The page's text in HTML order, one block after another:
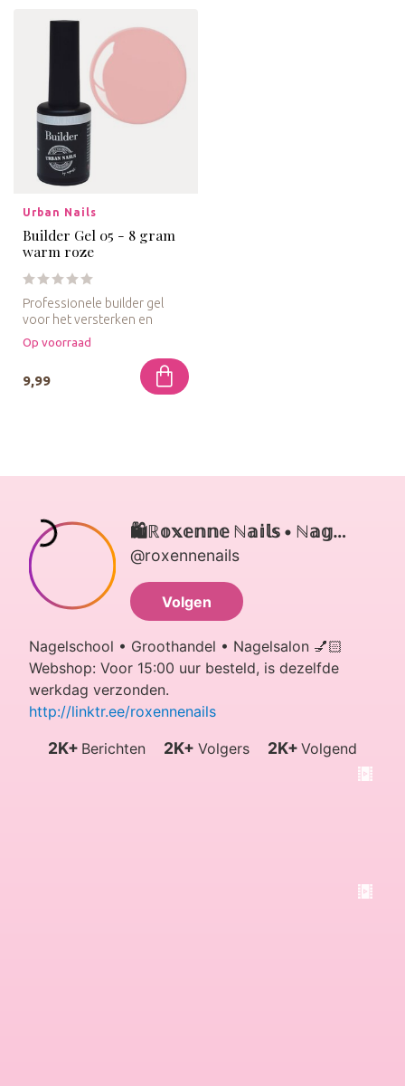
Urban Nails
Builder Gel 05 - 8 gram
warm roze
Professionele builder gel
voor het versterken en
modelleren van nagels, met
een ...
Op voorraad
9,99